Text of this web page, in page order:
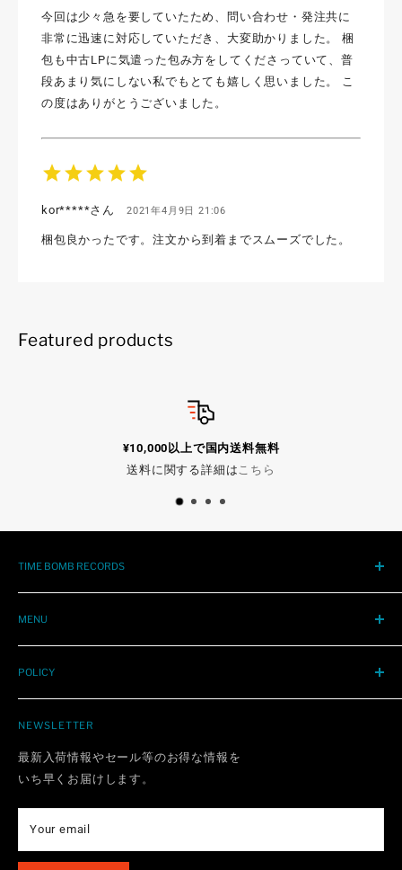
今回は少々急を要していたため、問い合わせ・発注共に
非常に迅速に対応していただき、大変助かりました。 梱
包も中古LPに気遣った包み方をしてくださっていて、普
段あまり気にしない私でもとても嬉しく思いました。 こ
の度はありがとうございました。
starstarstarstarstar
kor*****さん 2021年4月9日 21:06
梱包良かったです。注文から到着までスムーズでした。
Featured products
¥10,000以上で国内送料無料
送料に関する詳細はこちら
TIME BOMB RECORDS
大阪心斎橋アメリカ村にて1990年創業。
'50年代から今日までのR&R / SOUL / PUNK / POP
OPEN 7DAYS 12:00-20:00
MENU
STORE INFO
レーベル
HOW TO ORDER
BUYING
CONDITION
よくある質問
INTERNATIONAL
POLICY
REFUND POLICY
SHIPPING POLICY
PRIVACY POLICY
TERMS OF SERVICE
NEWSLETTER
最新入荷情報やセール等のお得な情報を
いち早くお届けします。
Your email